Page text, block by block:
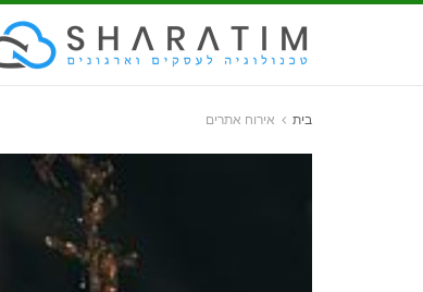
בית אירוח אתרים